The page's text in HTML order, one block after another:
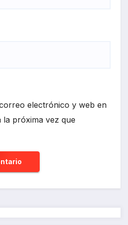
electrónico y web en
la próxima vez que